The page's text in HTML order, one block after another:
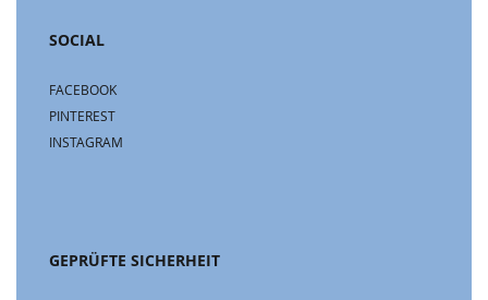
SOCIAL
FACEBOOK
PINTEREST
INSTAGRAM
GEPRÜFTE SICHERHEIT